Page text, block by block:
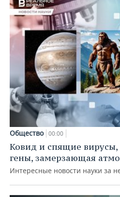
Общество 00:00
Ковид и спящие вирусы,
гены, замерзающая
Интересные новости науки за